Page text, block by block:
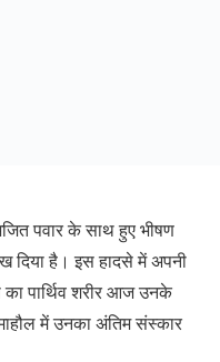
पवार के साथ हुए भीषण
दिया है। इस हादसे में अपनी
का पार्थिव शरीर आज उनके
में उनका अंतिम संस्कार